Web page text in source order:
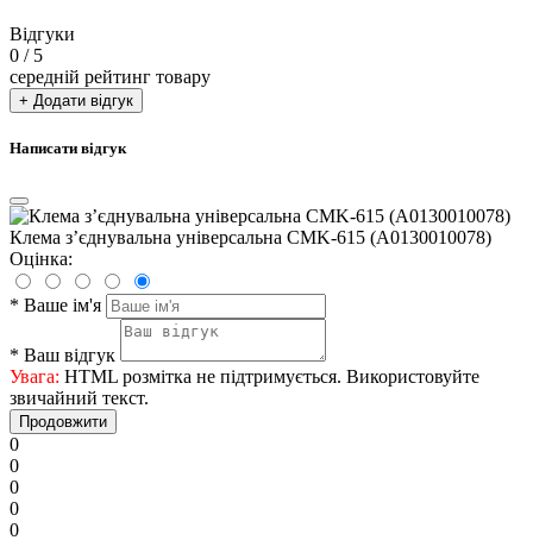
Відгуки
0 / 5
середній рейтинг товару
+ Додати відгук
Написати відгук
Клема з’єднувальна універсальна CMK-615 (A0130010078)
Оцінка:
* Ваше ім'я
* Ваш відгук
Увага: HTML розмітка не підтримується. Використовуйте
звичайний текст.
Продовжити
0
0
0
0
0